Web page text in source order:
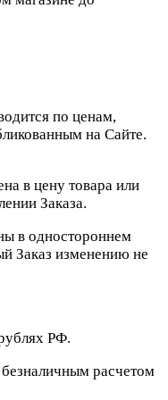
по ценам,
на Сайте.
в цену товара или
Заказа.
в одностороннем
Заказ изменению не
РФ.
расчетом